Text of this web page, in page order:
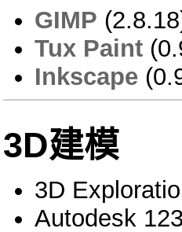
GIMP
Tux Paint
Inkscape
3D建模
3D
Autodesk